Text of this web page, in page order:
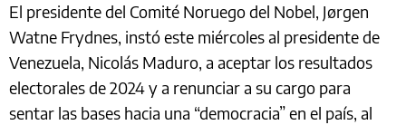
El presidente del Comité Noruego del Nobel, Jørgen
Watne Frydnes, instó este miércoles al presidente de
Venezuela, Nicolás Maduro, a aceptar los resultados
electorales de 2024 y a renunciar a su cargo para
sentar las bases hacia una “democracia” en el país, al